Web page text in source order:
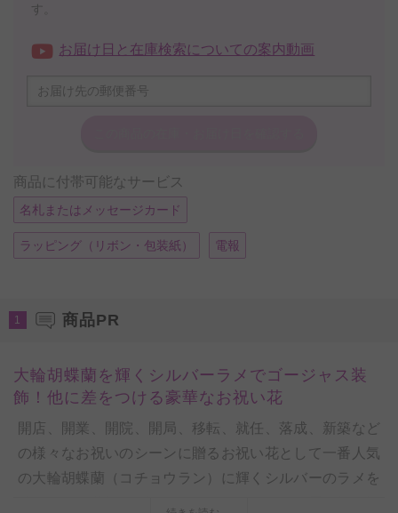
す。
お届け日と在庫検索についての案内動画
商品に付帯可能なサービス
名札またはメッセージカード
ラッピング（リボン・包装紙） 電報
1 商品PR
大輪胡蝶蘭を輝くシルバーラメでゴージャス装
飾！他に差をつける豪華なお祝い花
開店、開業、開院、開局、移転、就任、落成、新築など
の様々なお祝いのシーンに贈るお祝い花として一番人気
の大輪胡蝶蘭（コチョウラン）に輝くシルバーのラメを